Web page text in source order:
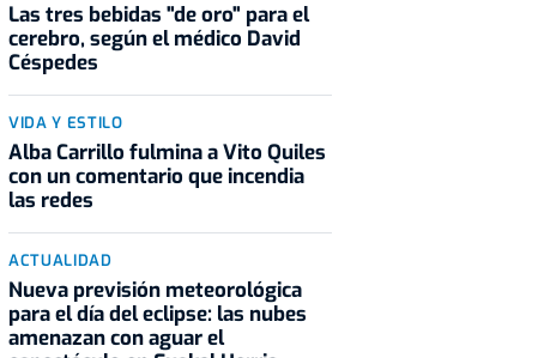
Las tres bebidas "de oro" para el
cerebro, según el médico David
Céspedes
VIDA Y ESTILO
Alba Carrillo fulmina a Vito Quiles
con un comentario que incendia
las redes
ACTUALIDAD
Nueva previsión meteorológica
para el día del eclipse: las nubes
amenazan con aguar el